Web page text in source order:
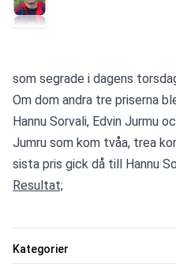
Kategorier
som segrade i dagens
Om dom andra tre priserna
Hannu Sorvali, Edvin Jurmu
Jumru som kom tvåa, trea
sista pris gick då till Hannu
Resultat;